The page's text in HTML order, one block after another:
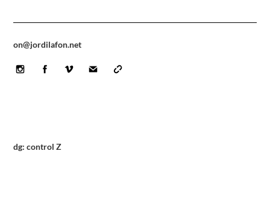
on@jordilafon.net
Icon
Icon
Icon
dg: control Z